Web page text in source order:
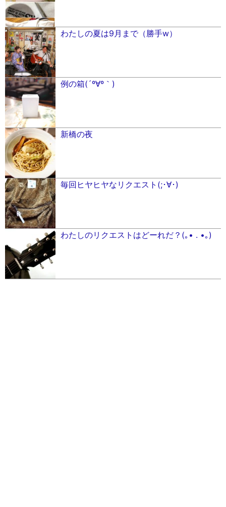
わたしの夏は9月まで（勝手w）
例の箱(´º∀º｀)
新橋の夜
毎回ヒヤヒヤなリクエスト(;･∀︎･)
わたしのリクエストはどーれだ？(｡• . •｡)